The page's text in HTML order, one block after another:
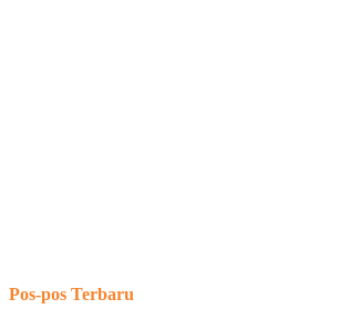
Pos-pos Terbaru